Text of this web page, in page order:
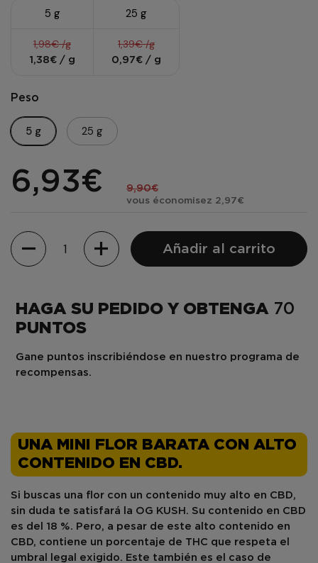
5 g
1,98€ /g
1,38€ / g
25 g
1,39€ /g
0,97€ / g
Peso
5 g 25 g
6,93€ 9,90€
vous économisez 2,97€
Cantidad
Añadir al carrito
HAGA SU PEDIDO Y OBTENGA 70
PUNTOS
Gane puntos inscribiéndose en nuestro programa de
recompensas.
UNA MINI FLOR BARATA CON ALTO
CONTENIDO EN CBD.
Si buscas una flor con un contenido muy alto en CBD
sin duda te satisfará la OG KUSH. Su contenido en CBD
es del 18 %. Pero, a pesar de este alto contenido en
CBD, contiene un porcentaje de THC que respeta el
umbral legal exigido. Este también es el caso de